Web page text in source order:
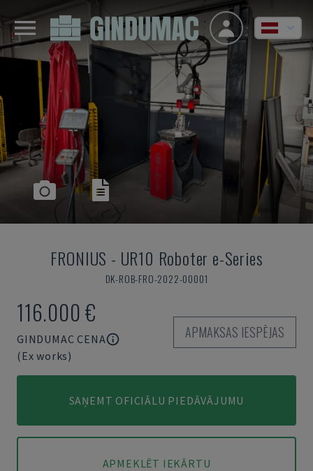
FRONIUS - UR10 Roboter e-Series
DK-ROB-FRO-2022-00001
116.000 €
GINDUMAC CENA
(Ex works)
APMAKSAS IESPĒJAS
SAŅEMT OFICIĀLU PIEDĀVĀJUMU
APMEKLĒT IEKĀRTU